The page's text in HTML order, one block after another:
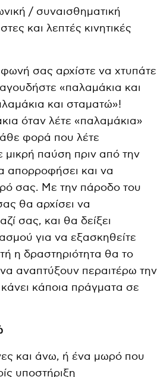
/ συναισθηματική
και λεπτές κινητικές
σας αρχίστε να χτυπάτε
«παλαμάκια και
και σταματώ»!
όταν λέτε «παλαμάκια»
φορά που λέτε
μικρή παύση πριν από την
απορροφήσει και να
σας. Με την πάροδο του
θα αρχίσει να
σας, και θα δείξει
για να εξασκηθείτε
η δραστηριότητα θα το
αναπτύξουν περαιτέρω την
κάποια πράγματα σε
και άνω, ή ένα μωρό που
υποστήριξη